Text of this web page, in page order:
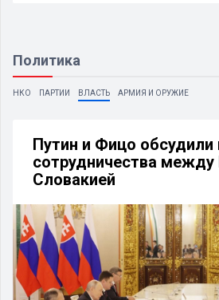
Политика
НКО ПАРТИИ ВЛАСТЬ АРМИЯ И ОРУЖИЕ
Путин и Фицо обсудили
сотрудничества между
Словакией